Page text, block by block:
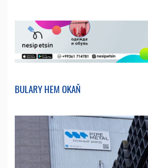
BULARY HEM OKAŇ